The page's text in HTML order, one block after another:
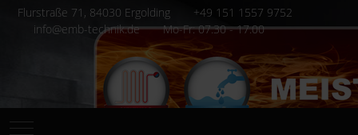
Flurstraße 71, 84030 Ergolding
+49 151 1557 9752
info@emb-technik.de
Mo-Fr: 07.30 - 17.00
Mobile Menu Toggle